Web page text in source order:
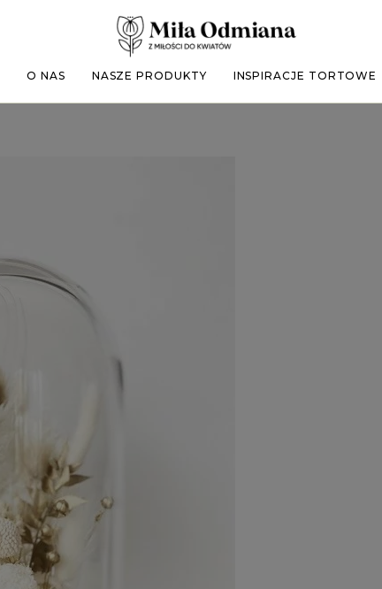
O NAS NASZE PRODUKTY INSPIRACJE TORTOWE